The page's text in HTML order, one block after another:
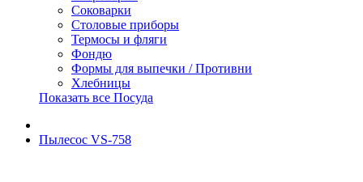
Соковарки
Столовые приборы
Термосы и фляги
Фондю
Формы для выпечки / Противни
Хлебницы
Показать все Посуда
Пылесос VS-758